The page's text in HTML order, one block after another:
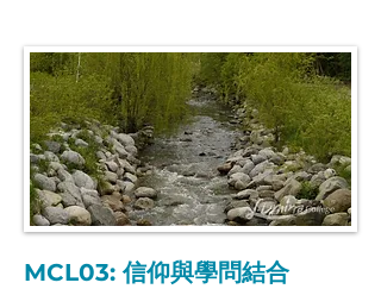
MCL03: 信仰與學問結合